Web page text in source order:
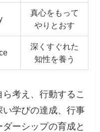
真心をもって
やりとおす
深くすぐれた
知性を養う
考え、行動するこ
い学びの達成、行事
ーシップの育成と